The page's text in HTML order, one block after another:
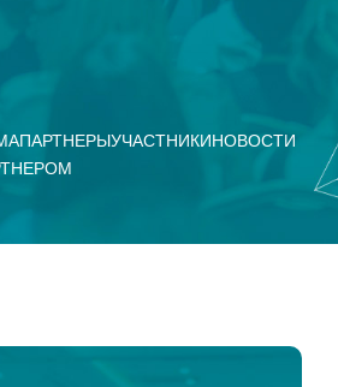
ПАРТНЕРЫУЧАСТНИКИНОВОСТИ